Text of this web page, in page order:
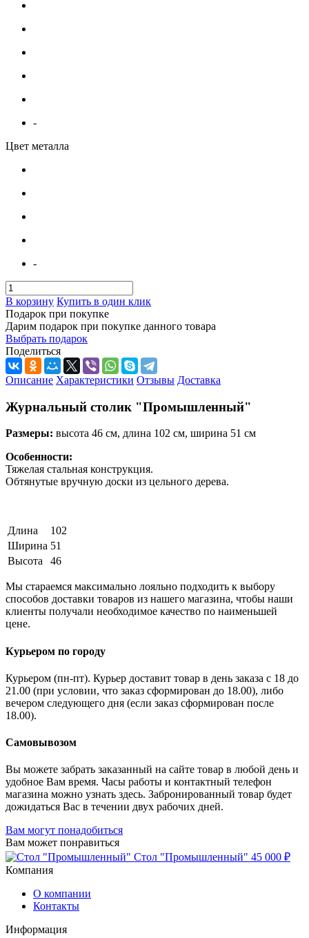
-
Цвет металла
-
В корзину Купить в один клик
Подарок при покупке
Дарим подарок при покупке данного товара
Выбрать подарок
Поделиться
Описание Характеристики Отзывы Доставка
Журнальный столик "Промышленный"
Размеры: высота 46 см, длина 102 см, ширина 51 см
Особенности:
Тяжелая стальная конструкция.
Обтянутые вручную доски из цельного дерева.
Длина
102
Ширина 51
Высота
46
Мы стараемся максимально лояльно подходить к выбору
способов доставки товаров из нашего магазина, чтобы наши
клиенты получали необходимое качество по наименьшей
цене.
Курьером по городу
Курьером (пн-пт). Курьер доставит товар в день заказа с 18 до
21.00 (при условии, что заказ сформирован до 18.00), либо
вечером следующего дня (если заказ сформирован после
18.00).
Самовывозом
Вы можете забрать заказанный на сайте товар в любой день и
удобное Вам время. Часы работы и контактный телефон
магазина можно узнать здесь. Забронированный товар будет
дожидаться Вас в течении двух рабочих дней.
Вам могут понадобиться
Вам может понравиться
Стол "Промышленный" 45 000 ₽
Компания
О компании
Контакты
Информация